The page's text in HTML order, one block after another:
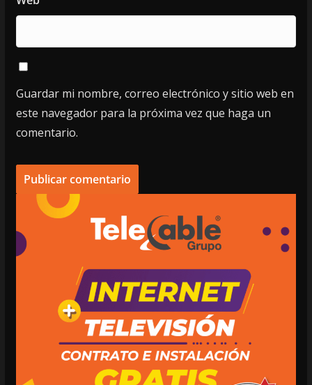
Guardar mi nombre, correo electrónico y sitio web en
este navegador para la próxima vez que haga un
comentario.